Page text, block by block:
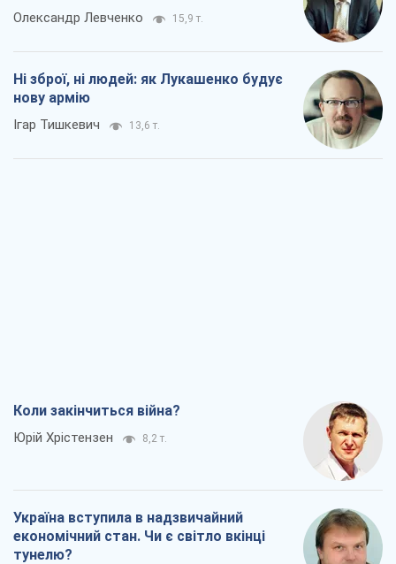
Олександр Левченко 15,9 т.
Ні зброї, ні людей: як Лукашенко будує
нову армію
Ігар Тишкевич 13,6 т.
Коли закінчиться війна?
Юрій Хрістензен 8,2 т.
Україна вступила в надзвичайний
економічний стан. Чи є світло вкінці
тунелю?